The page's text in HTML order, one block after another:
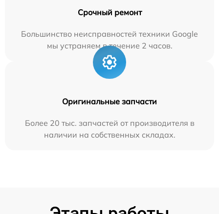
Срочный ремонт
Большинство неисправностей техники Google
мы устраняем в течение 2 часов.
Оригинальные запчасти
Более 20 тыс. запчастей от производителя в
наличии на собственных складах.